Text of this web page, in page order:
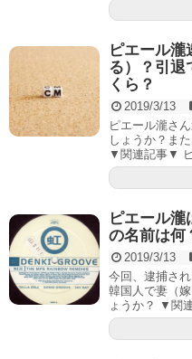
ピエール
る）？引退
くら？
2019/3/13
ピエール瀧さ
しょうか？ま
▼関連記事▼ ピ
ピエール瀧
の名前は何
2019/3/13
今回、逮捕さ
韓国人で妻（
ょうか？ ▼関